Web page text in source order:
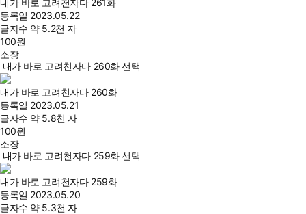
내가 바로 고려천자다 261화
등록일 2023.05.22
글자수 약 5.2천 자
100원
소장
내가 바로 고려천자다 260화 선택
내가 바로 고려천자다 260화
등록일 2023.05.21
글자수 약 5.8천 자
100원
소장
내가 바로 고려천자다 259화 선택
내가 바로 고려천자다 259화
등록일 2023.05.20
글자수 약 5.3천 자